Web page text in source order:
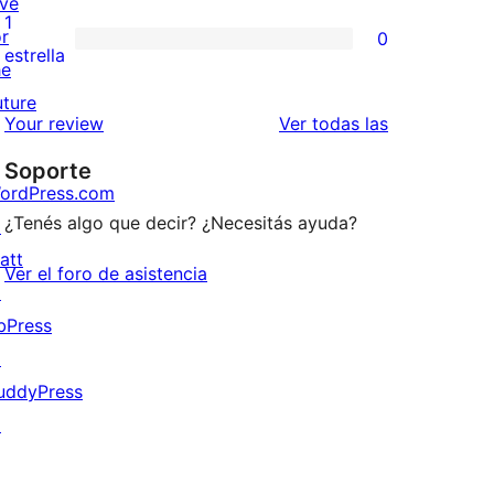
3
estrellas
valoraciones
de
2
estrellas
0
de
estrellas
1
estrella
0
Your review Ver todas lasreseñas
Soporte
¿Tenés algo que decir? ¿Necesitás ayuda?
Ver el foro de asistencia